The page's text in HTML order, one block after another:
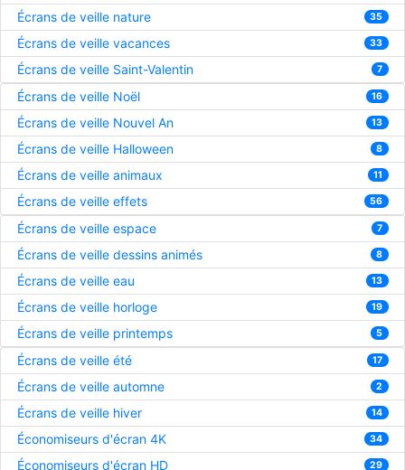
Écrans de veille nature 35
Écrans de veille vacances 33
Écrans de veille Saint-Valentin 7
Écrans de veille Noël 16
Écrans de veille Nouvel An 13
Écrans de veille Halloween 8
Écrans de veille animaux 11
Écrans de veille effets 56
Écrans de veille espace 7
Écrans de veille dessins animés 8
Écrans de veille eau 13
Écrans de veille horloge 19
Écrans de veille printemps 5
Écrans de veille été 17
Écrans de veille automne 2
Écrans de veille hiver 14
Économiseurs d'écran 4K 34
Économiseurs d'écran HD 29